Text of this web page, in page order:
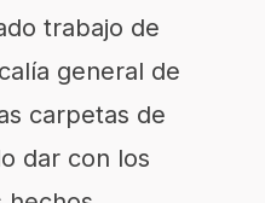
trabajo de
general de
carpetas de
dar con los